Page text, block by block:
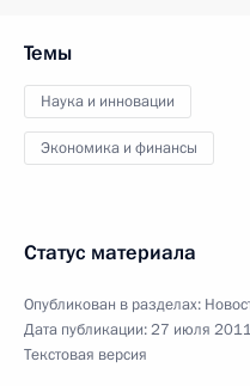
Темы
Наука и инновации
Экономика и финансы
Статус материала
Опубликован в разделах:
Дата публикации:27 июля
Текстовая версия